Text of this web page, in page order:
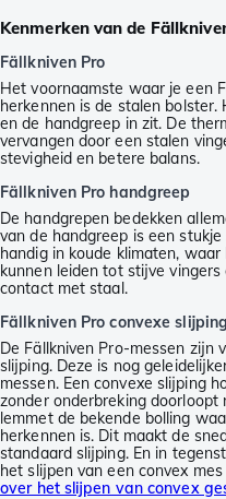
Kenmerken van de
Fällkniven Pro
Het voornaamste waar je een
herkennen is de stalen
en de handgreep in zit. De
vervangen door een stalen
stevigheid en betere balans.
Fällkniven Pro handgreep
De handgrepen bedekken
van de handgreep is een
handig in koude klimaten,
kunnen leiden tot stijve
contact met staal.
Fällkniven Pro convexe slijping
De Fällkniven Pro-messen zijn
slijping. Deze is nog
messen. Een convexe slijping
zonder onderbreking
lemmet de bekende bolling
herkennen is. Dit maakt de
standaard slijping. En in
het slijpen van een convex
over het slijpen van convex